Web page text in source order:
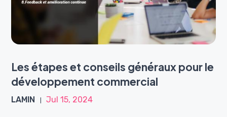
Les étapes et conseils généraux pour le
développement commercial
LAMIN Jul 15, 2024